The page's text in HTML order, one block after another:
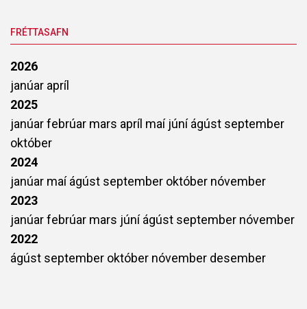
FRÉTTASAFN
2026
janúar apríl
2025
janúarfebrúar mars apríl maí júníágúst september
október
2024
janúar maíágúst september október nóvember
2023
janúarfebrúar mars júníágúst september nóvember
2022
ágúst september október nóvember desember